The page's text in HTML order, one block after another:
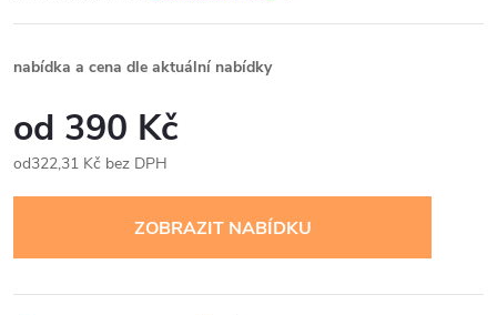
nabídka a cena dle aktuální nabídky
390 Kč
322,31 Kč bez DPH